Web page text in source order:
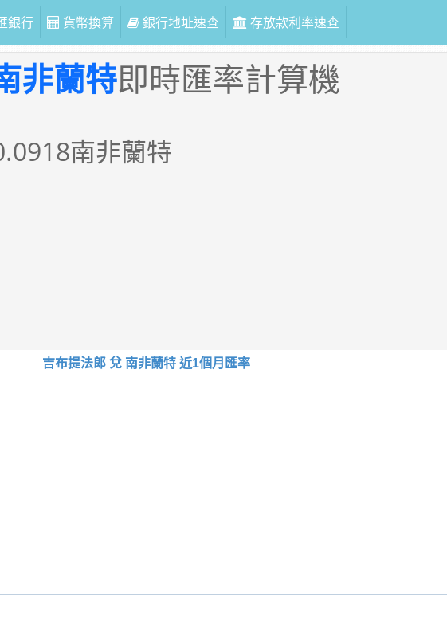
銀行 貨幣換算 銀行地址速查 存放款利率速查
非蘭特即時匯率計算機
南非蘭特
吉布提法郎 兌 南非蘭特 近1個月匯率